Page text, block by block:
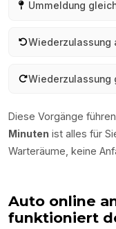
Ummeldung
Wiederzulassung
Wiederzulassung
Diese Vorgänge
Minuten ist alles für
Warteräume, keine
Auto online
funktioniert